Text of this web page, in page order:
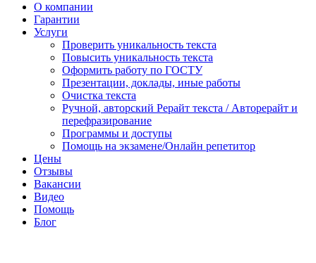
О компании
Гарантии
Услуги
Проверить уникальность текста
Повысить уникальность текста
Оформить работу по ГОСТУ
Презентации, доклады, иные работы
Очистка текста
Ручной, авторский Рерайт текста / Авторерайт и
перефразирование
Программы и доступы
Помощь на экзамене/Онлайн репетитор
Цены
Отзывы
Вакансии
Видео
Помощь
Блог